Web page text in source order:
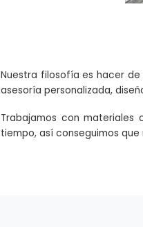
Nuestra filosofía es hacer
asesoría personalizada,
Trabajamos con
tiempo, así conseguimos